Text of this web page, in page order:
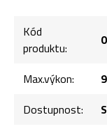
Kód
produktu:
Max.výkon:
Dostupnost: